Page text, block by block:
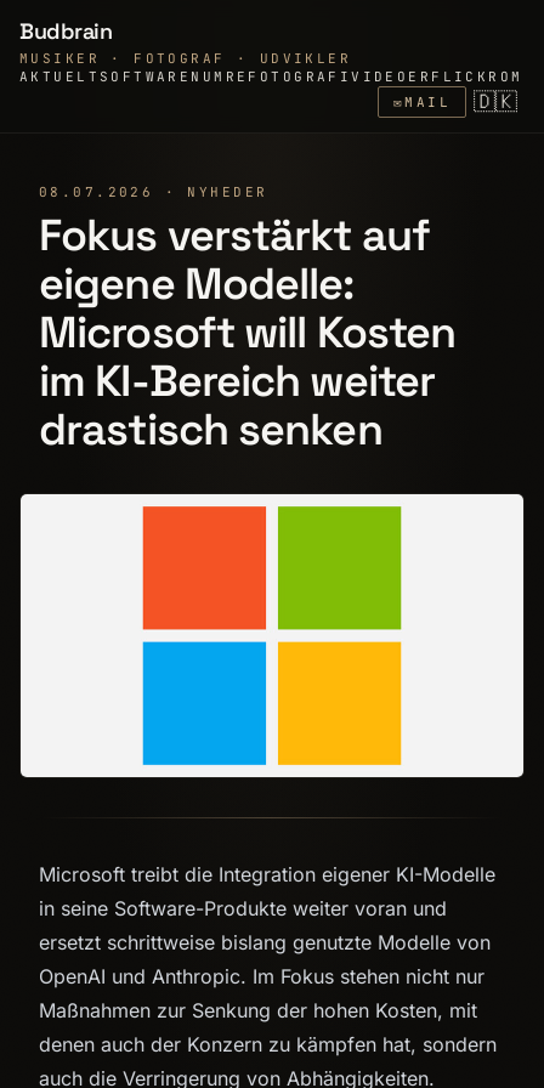
Budbrain
MUSIKER · FOTOGRAF · UDVIKLER
AKTUELT SOFTWARE NUMRE FOTOGRAFIVIDEOER FLICKR OM
✉MAIL 🇩🇰
08.07.2026 · NYHEDER
Fokus verstärkt auf
eigene Modelle:
Microsoft will Kosten
im KI-Bereich weiter
drastisch senken
Microsoft treibt die Integration eigener KI-Modelle
in seine Software-Produkte weiter voran und
ersetzt schrittweise bislang genutzte Modelle von
OpenAI und Anthropic. Im Fokus stehen nicht nur
Maßnahmen zur Senkung der hohen Kosten, mit
denen auch der Konzern zu kämpfen hat, sondern
auch die Verringerung von Abhängigkeiten.